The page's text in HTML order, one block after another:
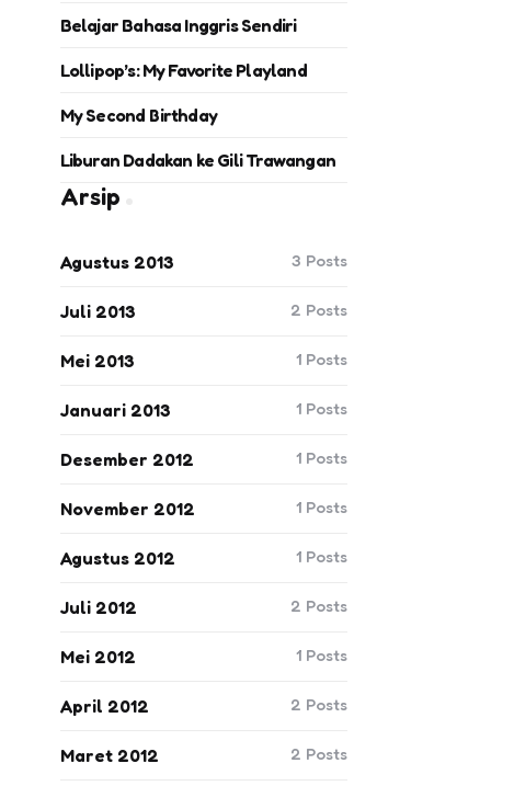
Belajar Bahasa Inggris Sendiri
Lollipop’s: My Favorite Playland
My Second Birthday
Liburan Dadakan ke Gili Trawangan
Arsip
Agustus 2013 3 Posts
Juli 2013 2 Posts
Mei 2013 1 Posts
Januari 2013 1 Posts
Desember 2012 1 Posts
November 2012 1 Posts
Agustus 2012 1 Posts
Juli 2012 2 Posts
Mei 2012 1 Posts
April 2012 2 Posts
Maret 2012 2 Posts